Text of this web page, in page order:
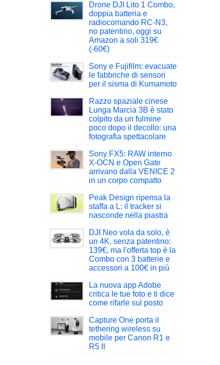
Drone DJI Lito 1 Combo,
doppia batteria e
radiocomando RC-N3,
no patentino, oggi su
Amazon a soli 319€
(-60€)
Sony e Fujifilm: evacuate
le fabbriche di sensori
per il sisma di Kumamoto
Razzo spaziale cinese
Lunga Marcia 3B è stato
colpito da un fulmine
poco dopo il decollo: una
fotografia spettacolare
Sony FX5: RAW interno
X-OCN e Open Gate
arrivano dalla VENICE 2
in un corpo compatto
Peak Design ripensa la
staffa a L: il tracker si
nasconde nella piastra
DJI Neo vola da solo, è
un 4K, senza patentino:
139€, ma l'offerta top è la
Combo con 3 batterie e
accessori a 100€ in più
La nuova app Adobe
critica le tue foto e ti dice
come rifarle sul posto
Capture One porta il
tethering wireless su
mobile per Canon R1 e
R5 II